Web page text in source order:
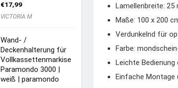
Lamellenbreite: 25
Maße: 100 x 200
Verdunkelnd für
Farbe:
Leichte
Einfache Montage
€17,99
VICTORIA M
Wand- /
Deckenhalterung für
Vollkassettenmarkise
Paramondo 3000 |
weiß | paramondo